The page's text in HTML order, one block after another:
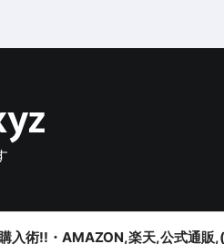
入術!!・AMAZON,楽天,公式通販